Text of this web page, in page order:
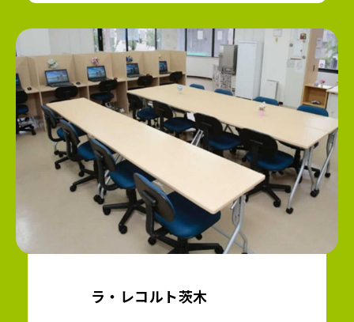
ラ・レコルト茨木